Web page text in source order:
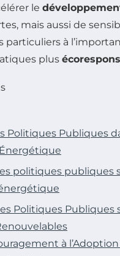
le
mais aussi de
particuliers à
plus
Politiques Publiques
politiques publiques
Politiques Publiques
à